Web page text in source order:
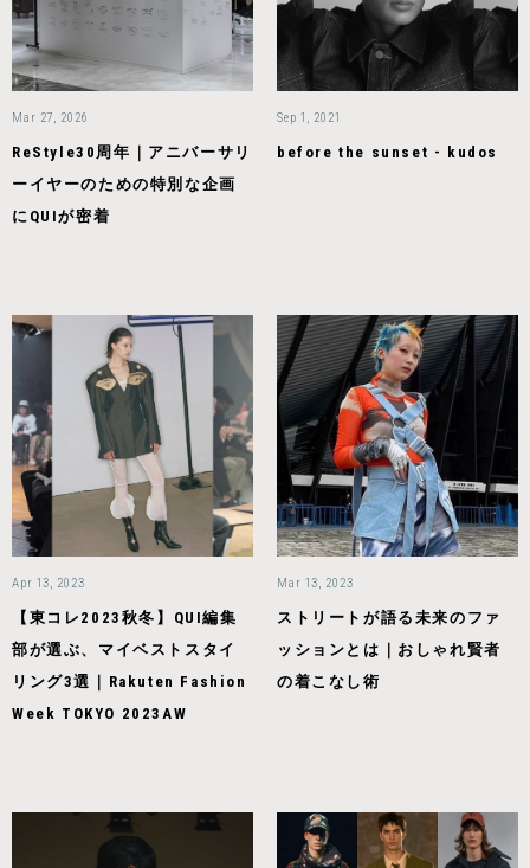
Mar 27, 2026
ReStyle30周年｜アニバーサリ
ーイヤーのための特別な企画
にQUIが密着
Sep 1, 2021
before the sunset - kudos
Apr 13, 2023
【東コレ2023秋冬】QUI編集
部が選ぶ、マイベストスタイ
リング3選｜Rakuten Fashion
Week TOKYO 2023AW
Mar 13, 2023
ストリートが語る未来のファ
ッションとは｜おしゃれ賢者
の着こなし術